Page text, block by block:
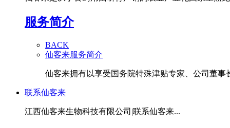
服务简介
BACK
仙客来服务简介
仙客来拥有以享受国务院特殊津贴专家、公司董事
联系仙客来
江西仙客来生物科技有限公司|联系仙客来...